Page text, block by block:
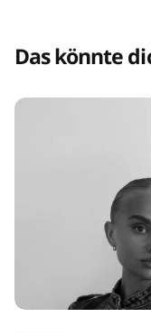
Das könnte